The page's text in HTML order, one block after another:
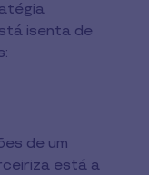
isenta de
de um
está a